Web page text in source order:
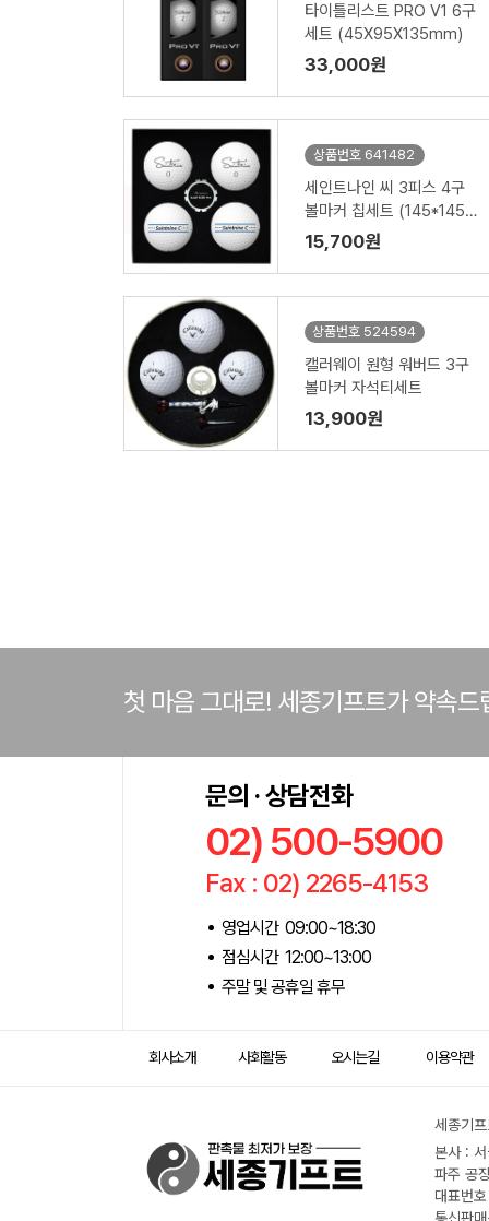
타이틀리스트 PRO V1 6구
세트 (45X95X135mm)
33,000원
상품번호 641482
세인트나인 씨 3피스 4구
볼마커 칩세트 (145*145*
45mm)
15,700원
상품번호 524594
캘러웨이 원형 워버드 3구
볼마커 자석티세트
13,900원
첫 마음 그대로! 세종기프트가 약속드
문의 · 상담전화
02) 500-5900
Fax : 02) 2265-4153
영업시간 09:00~18:30
점심시간 12:00~13:00
주말 및 공휴일 휴무
회사소개 사회활동 오시는길 이용약관
세종기
본사 :
파주 공
대표번